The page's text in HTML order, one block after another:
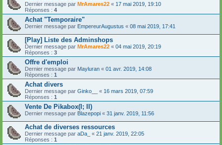
Dernier message par MrAmares22 « 17 mai 2019, 19:10
Réponses : 4
Achat "Temporaire"
Dernier message par EmpereurAugustus « 08 mai 2019, 17:41
[Play] Liste des Adminshops
Dernier message par MrAmares22 « 04 mai 2019, 20:19
Réponses : 3
Offre d'emploi
Dernier message par Mayluran « 01 avr. 2019, 14:08
Réponses : 1
Achat divers
Dernier message par Ginko__ « 16 mars 2019, 07:59
Réponses : 1
Vente De Pikabox(I; II)
Dernier message par Blazepopi « 31 janv. 2019, 11:56
Achat de diverses ressources
Dernier message par aDa_ « 21 janv. 2019, 22:05
Réponses : 1